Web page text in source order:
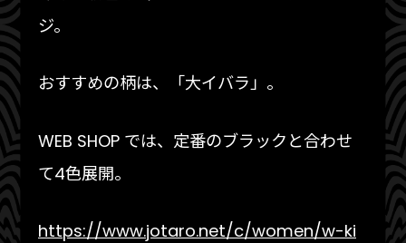
ジ。
おすすめの柄は、「大イバラ」。
WEB SHOP では、定番のブラックと合わせ
て4色展開。
https://www.jotaro.net/c/women/w-ki